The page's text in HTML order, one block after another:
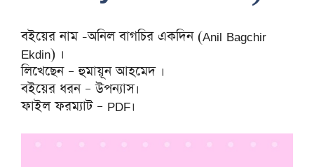
বইয়ের নাম -অনিল বাগচির একদিন (Anil Bagchir
Ekdin) ।
লিখেছেন – হুমায়ূন আহমেদ ।
বইয়ের ধরন – উপন্যাস।
ফাইল ফরম্যাট – PDF।